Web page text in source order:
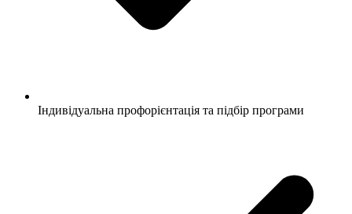
Індивідуальна профорієнтація та підбір програми